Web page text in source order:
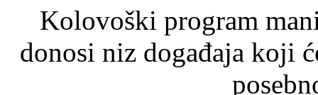
Kolovoški program
donosi niz događaja koji